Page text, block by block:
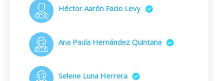
Héctor Aarón Facio Levy
Ana Paula Hernández Quintana
Selene Luna Herrera